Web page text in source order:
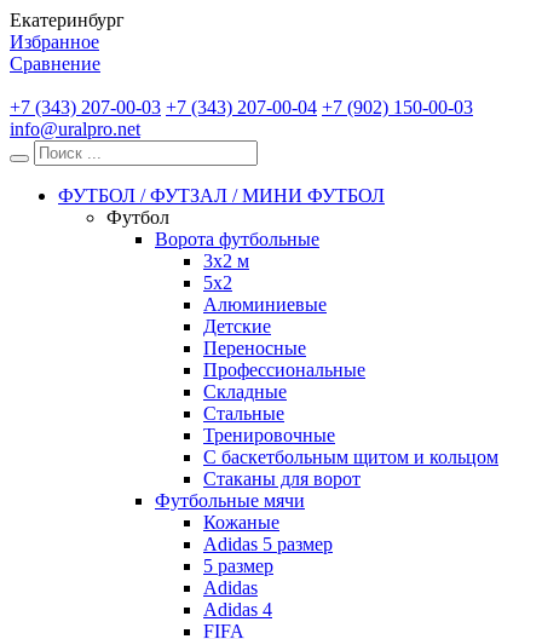
Екатеринбург
Избранное
Сравнение
+7 (343) 207-00-03 +7 (343) 207-00-04 +7 (902) 150-00-03
info@uralpro.net
ФУТБОЛ / ФУТЗАЛ / МИНИ ФУТБОЛ
Футбол
Ворота футбольные
3х2 м
5х2
Алюминиевые
Детские
Переносные
Профессиональные
Складные
Стальные
Тренировочные
С баскетбольным щитом и кольцом
Стаканы для ворот
Футбольные мячи
Кожаные
Adidas 5 размер
5 размер
Adidas
Adidas 4
FIFA